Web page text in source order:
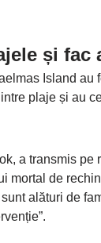
și fac
Island au
plaje și au
a transmis pe
mortal de
alături de